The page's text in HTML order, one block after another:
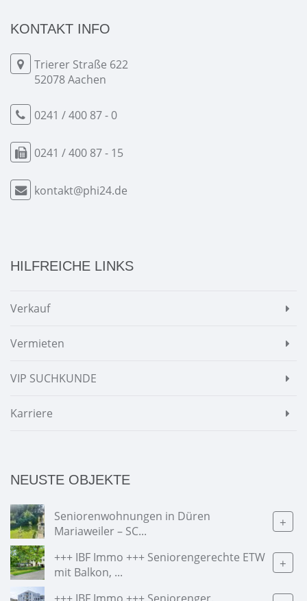
KONTAKT INFO
Trierer Straße 622
52078 Aachen
0241 / 400 87 - 0
0241 / 400 87 - 15
kontakt@phi24.de
HILFREICHE LINKS
Verkauf
Vermieten
VIP SUCHKUNDE
Karriere
NEUSTE OBJEKTE
Seniorenwohnungen in Düren
Mariaweiler – SC...
+
+++ IBF Immo +++ Seniorengerechte ETW
mit Balkon, ...
+